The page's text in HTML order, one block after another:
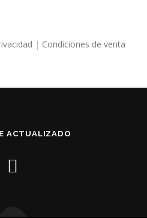
| Condiciones de venta
ACTUALIZADO